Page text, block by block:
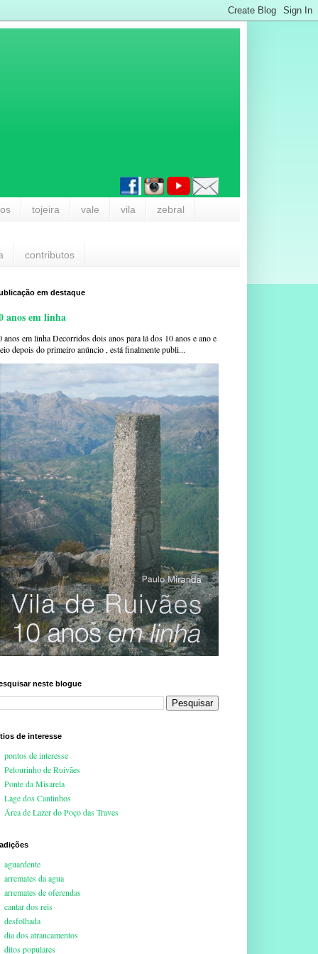
tojeira vale vila zebral
contributos
em destaque
anos em linha
anos em linha Decorridos dois anos para lá dos 10 anos e ano e
depois do primeiro anúncio , está finalmente publi...
neste blogue
de interesse
pontos de interesse
Pelourinho de Ruivães
Ponte da Misarela
Lage dos Cantinhos
Área de Lazer do Poço das Traves
aguardente
arremates da agua
arremates de oferendas
cantar dos reis
desfolhada
dia dos atrancamentos
ditos populares